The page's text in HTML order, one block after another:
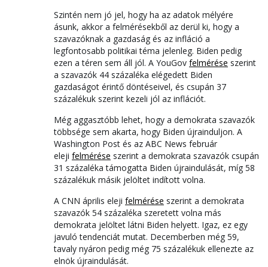
Szintén nem jó jel, hogy ha az adatok mélyére
ásunk, akkor a felmérésekből az derül ki, hogy a
szavazóknak a gazdaság és az infláció a
legfontosabb politikai téma jelenleg. Biden pedig
ezen a téren sem áll jól. A YouGov felmérése szerint
a szavazók 44 százaléka elégedett Biden
gazdaságot érintő döntéseivel, és csupán 37
százalékuk szerint kezeli jól az inflációt.
Még aggasztóbb lehet, hogy a demokrata szavazók
többsége sem akarta, hogy Biden újrainduljon. A
Washington Post és az ABC News február
eleji felmérése szerint a demokrata szavazók csupán
31 százaléka támogatta Biden újraindulását, míg 58
százalékuk másik jelöltet indított volna.
A CNN április eleji felmérése szerint a demokrata
szavazók 54 százaléka szeretett volna más
demokrata jelöltet látni Biden helyett. Igaz, ez egy
javuló tendenciát mutat. Decemberben még 59,
tavaly nyáron pedig még 75 százalékuk ellenezte az
elnök újraindulását.